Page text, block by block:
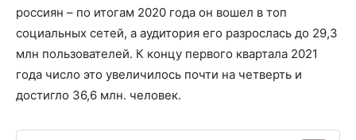
россиян – по итогам 2020 года он вошел в топ
социальных сетей, а аудитория его разрослась до 29,3
млн пользователей. К концу первого квартала 2021
года число это увеличилось почти на четверть и
достигло 36,6 млн. человек.